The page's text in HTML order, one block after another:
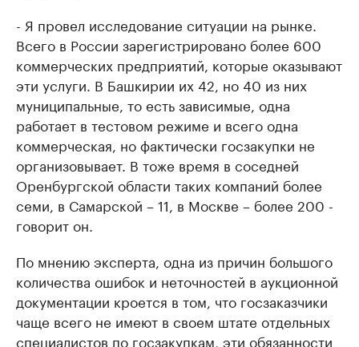
- Я провел исследование ситуации на рынке.
Всего в России зарегистрировано более 600
коммерческих предприятий, которые оказывают
эти услуги. В Башкирии их 42, но 40 из них
муниципальные, то есть зависимые, одна
работает в тестовом режиме и всего одна
коммерческая, но фактически госзакупки не
организовывает. В тоже время в соседней
Оренбургской области таких компаний более
семи, в Самарской – 11, в Москве – более 200 -
говорит он.
По мнению эксперта, одна из причин большого
количества ошибок и неточностей в аукционной
документации кроется в том, что госзаказчики
чаще всего не имеют в своем штате отдельных
специалистов по госзакупкам, эти обязанности